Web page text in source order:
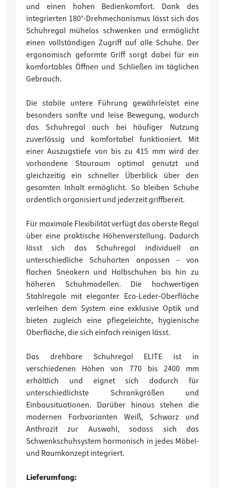
und einen hohen Bedienkomfort. Dank des
integrierten 180°-Drehmechanismus lässt sich das
Schuhregal mühelos schwenken und ermöglicht
einen vollständigen Zugriff auf alle Schuhe. Der
ergonomisch geformte Griff sorgt dabei für ein
komfortables Öffnen und Schließen im täglichen
Gebrauch.
Die stabile untere Führung gewährleistet eine
besonders sanfte und leise Bewegung, wodurch
das Schuhregal auch bei häufiger Nutzung
zuverlässig und komfortabel funktioniert. Mit
einer Auszugstiefe von bis zu 415 mm wird der
vorhandene Stauraum optimal genutzt und
gleichzeitig ein schneller Überblick über den
gesamten Inhalt ermöglicht. So bleiben Schuhe
ordentlich organisiert und jederzeit griffbereit.
Für maximale Flexibilität verfügt das oberste Regal
über eine praktische Höhenverstellung. Dadurch
lässt sich das Schuhregal individuell an
unterschiedliche Schuharten anpassen – von
flachen Sneakern und Halbschuhen bis hin zu
höheren Schuhmodellen. Die hochwertigen
Stahlregale mit eleganter Eco-Leder-Oberfläche
verleihen dem System eine exklusive Optik und
bieten zugleich eine pflegeleichte, hygienische
Oberfläche, die sich einfach reinigen lässt.
Das drehbare Schuhregal ELITE ist in
verschiedenen Höhen von 770 bis 2400 mm
erhältlich und eignet sich dadurch für
unterschiedlichste Schrankgrößen und
Einbausituationen. Darüber hinaus stehen die
modernen Farbvarianten Weiß, Schwarz und
Anthrazit zur Auswahl, sodass sich das
Schwenkschuhsystem harmonisch in jedes Möbel-
und Raumkonzept integriert.
Lieferumfang: